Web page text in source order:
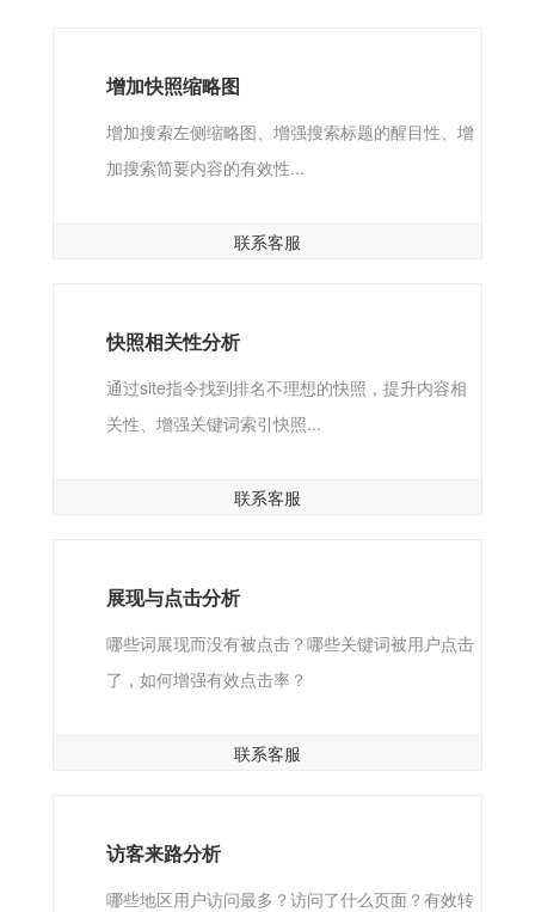
增加快照缩略图
增加搜索左侧缩略图、增强搜索标题的醒目性、增
加搜索简要内容的有效性...
联系客服
快照相关性分析
通过site指令找到排名不理想的快照，提升内容相
关性、增强关键词索引快照...
联系客服
展现与点击分析
哪些词展现而没有被点击？哪些关键词被用户点击
了，如何增强有效点击率？
联系客服
访客来路分析
哪些地区用户访问最多？访问了什么页面？有效转